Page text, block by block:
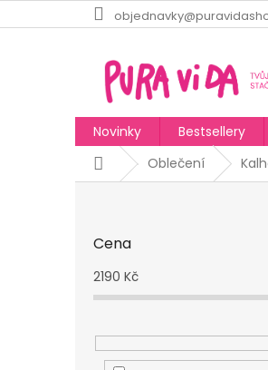
na
Novinky Bestsellery
DomůOblečení
Cena
2190 Kč